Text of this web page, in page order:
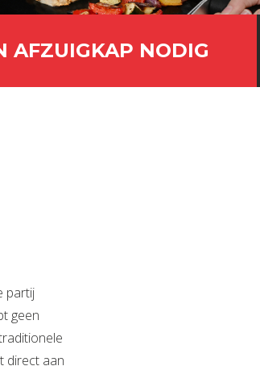
AFZUIGKAP NODIG
partij
geen
direct aan